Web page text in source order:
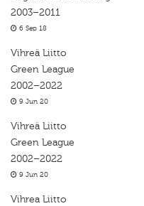
2003–2011
6 Sep 18
Vihreä Liitto
Green League
2002–2022
9 Jun 20
Vihreä Liitto
Green League
2002–2022
9 Jun 20
Vihrea Liitto